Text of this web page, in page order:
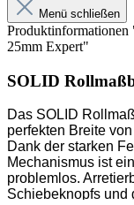
zu
Starke
Stopp-
Unsere
Unterstützung
Sie entbinden
Menü schließen
25mm Expert"
SOLID
Das SOLID
perfekten Breite
Dank der starken
Mechanismus ist
problemlos.
Schiebeknopfs und